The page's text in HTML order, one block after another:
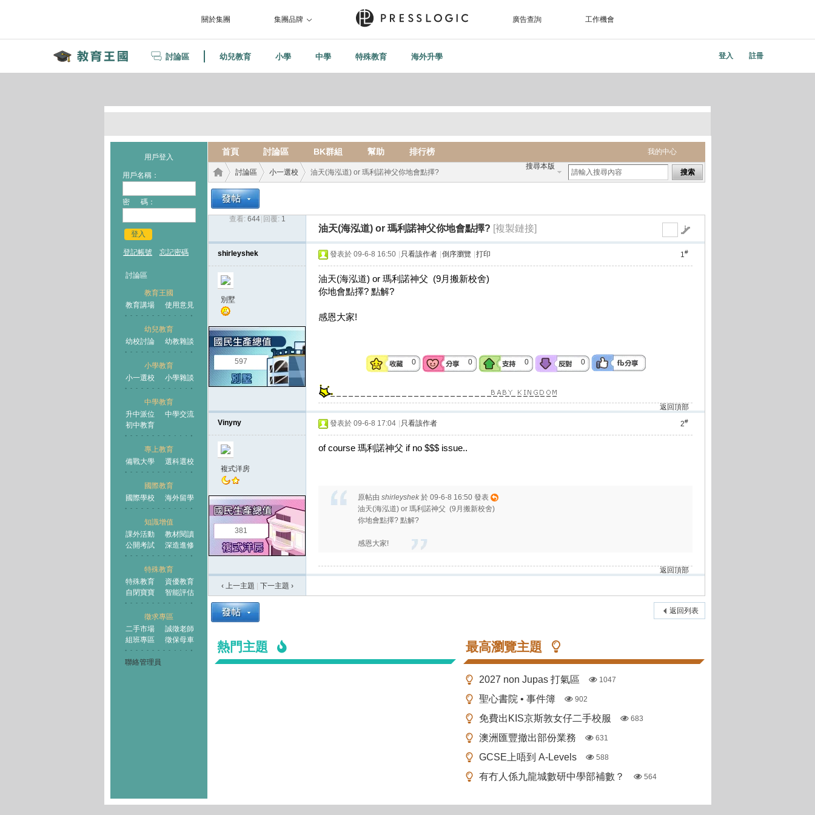
關於集團 集團品牌 廣告查詢 工作機會
討論區 幼兒教育 小學 中學 特殊教育 海外升學 登入 註冊
用戶登入
用戶名稱：
密 碼：
登入
登記帳號 忘記密碼
討論區
教育王國
教育講場
使用意見
幼兒教育
幼校討論
幼教雜談
小學教育
小一選校
小學雜談
中學教育
升中派位
中學交流
初中教育
專上教育
備戰大學
選科選校
國際教育
國際學校
海外留學
知識增值
課外活動
教材閱讀
公開考試
深造進修
特殊教育
特殊教育
資優教育
自閉寶寶
智能評估
徵求專區
二手市場
誠徵老師
組班專區
徵保母車
聯絡管理員
我的中心
首頁 討論區 BK群組 幫助 排行榜
搜尋本版
搜索
王國
討論區
›
小一選校 油天(海泓道) or 瑪利諾神父你地會點擇?
查看: 644 回覆: 1
油天(海泓道) or 瑪利諾神父你地會點擇? [複製鏈接]
shirleyshek
別墅
597
1#
發表於 09-6-8 16:50 只看該作者 倒序瀏覽 打印
油天(海泓道) or 瑪利諾神父 (9月搬新校舍)
你地會點擇? 點解?
感恩大家!
0 0 0 0
返回頂部
Vinyny
複式洋房
381
2#
發表於 09-6-8 17:04 只看該作者
of course 瑪利諾神父 if no $$$ issue..
原帖由 shirleyshek 於 09-6-8 16:50 發表
油天(海泓道) or 瑪利諾神父 (9月搬新校舍)
你地會點擇? 點解?
感恩大家!
返回頂部
‹ 上一主題
下一主題 ›
返回列表
熱門主題 最高瀏覽主題
2027 non Jupas 打氣區 1047
聖心書院 • 事件簿 902
免費出KIS京斯敦女仔二手校服 683
澳洲匯豐撤出部份業務 631
GCSE上唔到 A-Levels 588
有冇人係九龍城數研中學部補數？ 564